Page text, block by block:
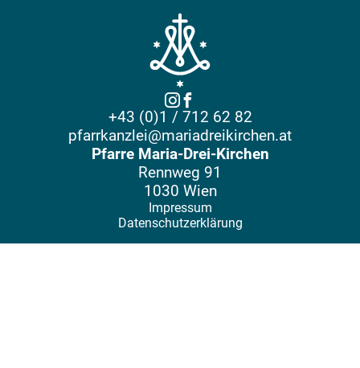
+43 (0)1 / 712 62 82
pfarrkanzlei@mariadreikirchen.at
Pfarre Maria-Drei-Kirchen
Rennweg 91
1030 Wien
Impressum
Datenschutzerklärung